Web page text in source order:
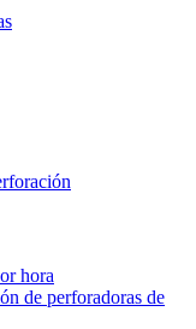
hora
de perforadoras de